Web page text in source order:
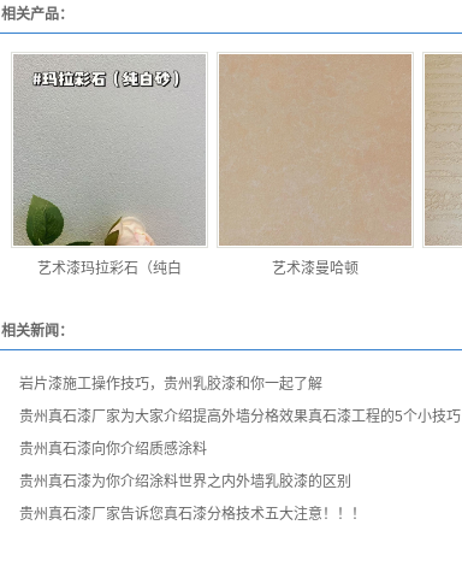
相关产品：
艺术漆玛拉彩石（纯白 艺术漆曼哈顿
相关新闻：
岩片漆施工操作技巧，贵州乳胶漆和你一起了解
贵州真石漆厂家为大家介绍提高外墙分格效果真石漆工程的5个小技巧
贵州真石漆向你介绍质感涂料
贵州真石漆为你介绍涂料世界之内外墙乳胶漆的区别
贵州真石漆厂家告诉您真石漆分格技术五大注意！！！